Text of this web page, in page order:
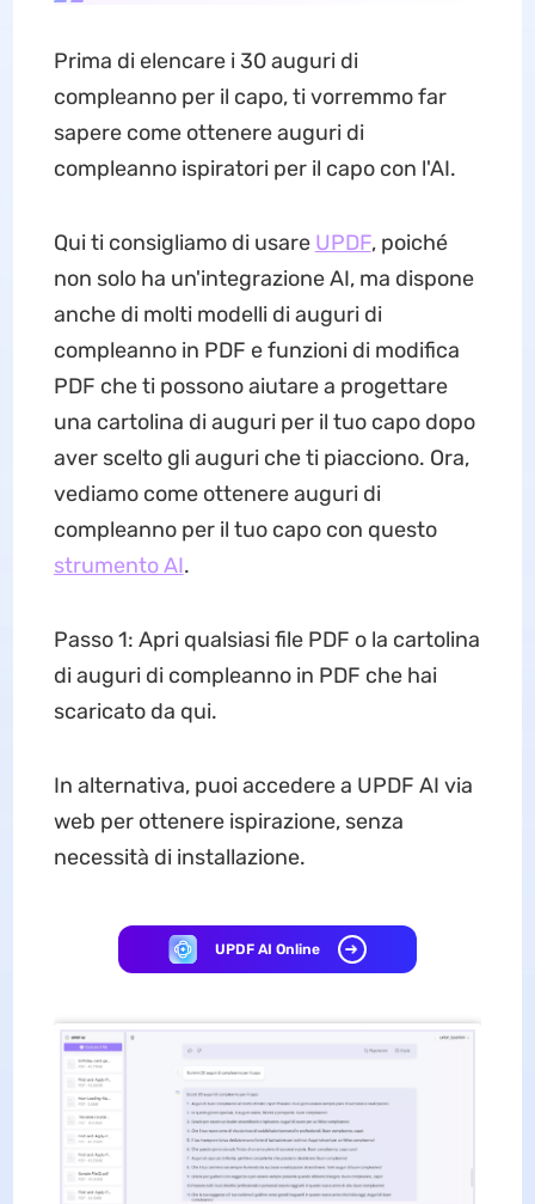
Prima di elencare i 30 auguri di
compleanno per il capo, ti vorremmo far
sapere come ottenere auguri di
compleanno ispiratori per il capo con l'AI.
Qui ti consigliamo di usare UPDF, poiché
non solo ha un'integrazione AI, ma dispone
anche di molti modelli di auguri di
compleanno in PDF e funzioni di modifica
PDF che ti possono aiutare a progettare
una cartolina di auguri per il tuo capo dopo
aver scelto gli auguri che ti piacciono. Ora,
vediamo come ottenere auguri di
compleanno per il tuo capo con questo
strumento AI.
Passo 1: Apri qualsiasi file PDF o la cartolina
di auguri di compleanno in PDF che hai
scaricato da qui.
In alternativa, puoi accedere a UPDF AI via
web per ottenere ispirazione, senza
necessità di installazione.
UPDF AI Online